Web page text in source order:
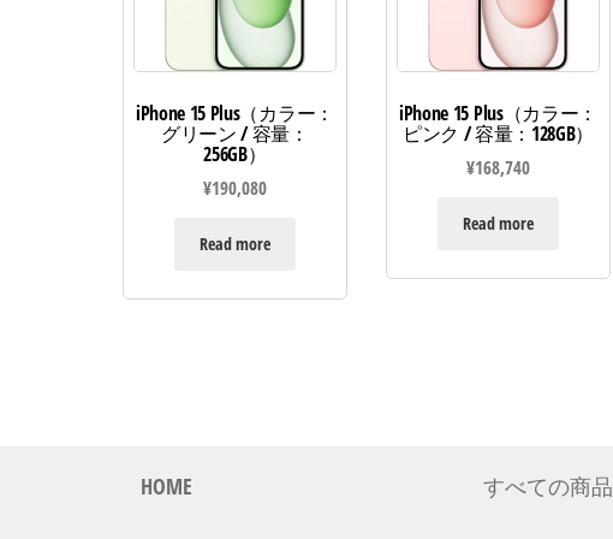
iPhone 15 Plus（カラー：
グリーン / 容量：
256GB）
¥190,080
Read more
iPhone 15 Plus（カラー：
ピンク / 容量：128GB）
¥168,740
Read more
HOME すべての商品